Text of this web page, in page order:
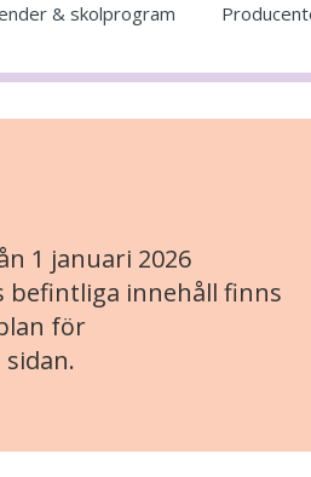
& skolprogram
1 januari 2026
befintliga innehåll finns
för